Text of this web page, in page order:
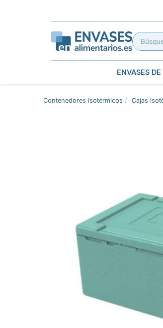
ENVASES
Contenedores isotérmicos Cajas